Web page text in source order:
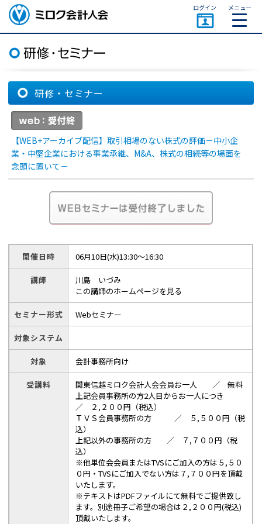
ミロク会計人会 MIROKU
ACCOUNTING PERSON
ASSOCIATION
ログイン メニュー
研修・セミナー
【WEB+アーカイブ配信】取引相場のない株式の評価－中小企
業・中堅企業における事業承継、M&A、株式の相続等の場面を
念頭に置いて－
開催日時 06月10日(水)13:30～16:30
講師
川島 いづみ
この講師のホームページを見る
セミナー形式 Webセミナー
対象システム
対象 会計事務所向け
受講料
関東信越ミロク会計人会会員お一人 ／ 無料
上記会員事務所の方2人目からお一人につき
／ ２,２００円（税込）
ＴＶＳ会員事務所の方 ／ ５,５００円（税
込）
上記以外の事務所の方 ／ ７,７００円（税
込）
※他単位会会員またはTVSにご加入の方は５,５０
０円・TVSにご加入でない方は７,７００円を頂戴
いたします。
※テキストはPDFファイルにて無料でご提供致し
ます。別途冊子ご希望の場合は２,２００円(税込)
頂戴いたします。